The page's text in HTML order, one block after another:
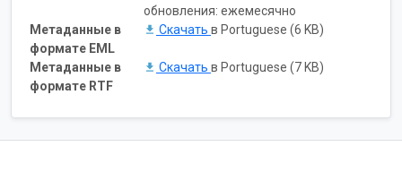
обновления: ежемесячно
Метаданные в
формате EML
Скачать в Portuguese (6 KB)
Метаданные в
формате RTF
Скачать в Portuguese (7 KB)